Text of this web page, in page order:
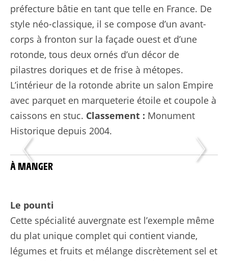
préfecture bâtie en tant que telle en France. De
style néo-classique, il se compose d’un avant-
corps à fronton sur la façade ouest et d’une
rotonde, tous deux ornés d’un décor de
pilastres doriques et de frise à métopes.
L’intérieur de la rotonde abrite un salon Empire
avec parquet en marqueterie étoile et coupole à
caissons en stuc. Classement : Monument
Historique depuis 2004.
À MANGER
Le pounti
Cette spécialité auvergnate est l’exemple même
du plat unique complet qui contient viande,
légumes et fruits et mélange discrètement sel et